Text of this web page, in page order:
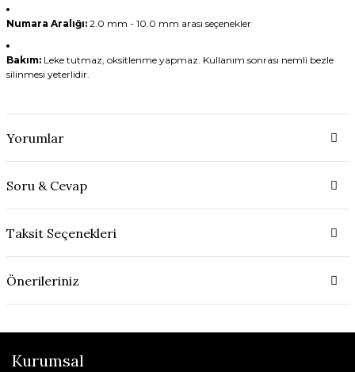
Numara Aralığı:2.0 mm - 10.0 mm arası seçenekler
Bakım:Leke tutmaz, oksitlenme yapmaz. Kullanım sonrası nemli bezle
silinmesi yeterlidir.
Yorumlar
Soru & Cevap
Taksit Seçenekleri
Önerileriniz
Kurumsal